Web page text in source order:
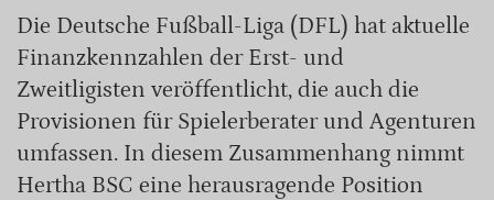
Die Deutsche Fußball-Liga (DFL) hat aktuelle
Finanzkennzahlen der Erst- und
Zweitligisten veröffentlicht, die auch die
Provisionen für Spielerberater und Agenturen
umfassen. In diesem Zusammenhang nimmt
Hertha BSC eine herausragende Position